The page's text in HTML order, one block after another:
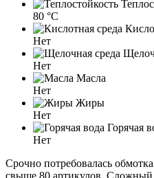
80 °C
Нет
Нет
Масла
Нет
Жиры
Нет
Горячая
Нет
Срочно потребовалась
свыше 80 артикулов.